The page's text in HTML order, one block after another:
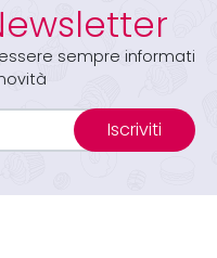
sempre informati
Iscriviti